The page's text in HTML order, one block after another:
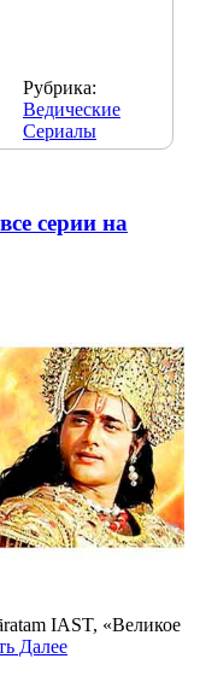
Рубрика:
Ведические
Сериалы
серии на
IAST, «Великое
Далее